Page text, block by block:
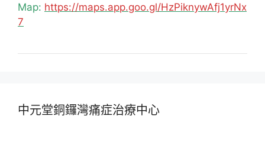
Map: https://maps.app.goo.gl/HzPiknywAfj1yrNx
7
中元堂銅鑼灣痛症治療中心